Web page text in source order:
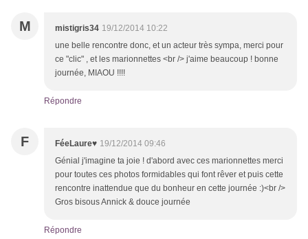
M mistigris34 19/12/2014 10:22
une belle rencontre donc, et un acteur très sympa, merci pour
ce "clic" , et les marionnettes <br /> j'aime beaucoup ! bonne
journée, MIAOU !!!!
Répondre
F FéeLaure♥ 19/12/2014 09:46
Génial j'imagine ta joie ! d'abord avec ces marionnettes merci
pour toutes ces photos formidables qui font rêver et puis cette
rencontre inattendue que du bonheur en cette journée :)<br />
Gros bisous Annick & douce journée
Répondre